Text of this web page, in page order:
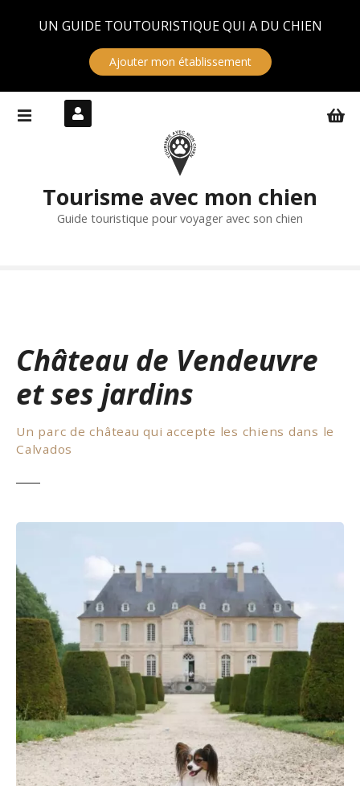
UN GUIDE TOUTOURISTIQUE QUI A DU CHIEN
Ajouter mon établissement
Tourisme avec mon chien
Guide touristique pour voyager avec son chien
Château de Vendeuvre
et ses jardins
Un parc de château qui accepte les chiens dans le
Calvados